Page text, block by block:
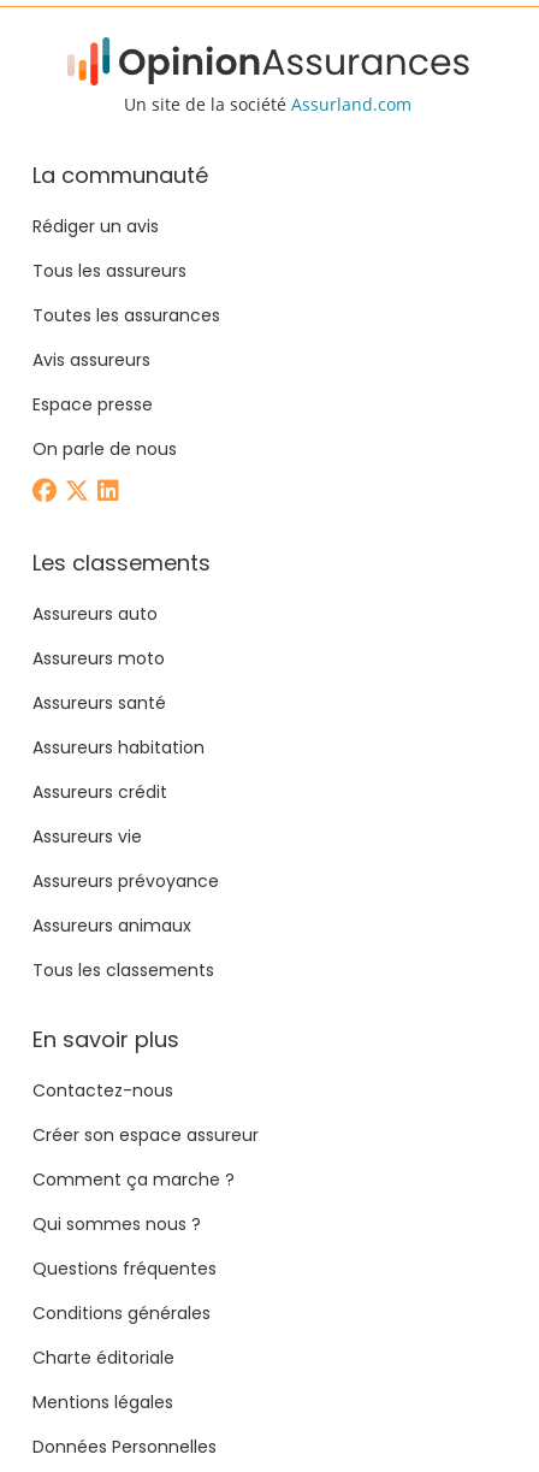
Un site de la société Assurland.com
La communauté
Rédiger un avis
Tous les assureurs
Toutes les assurances
Avis assureurs
Espace presse
On parle de nous
Les classements
Assureurs auto
Assureurs moto
Assureurs santé
Assureurs habitation
Assureurs crédit
Assureurs vie
Assureurs prévoyance
Assureurs animaux
Tous les classements
En savoir plus
Contactez-nous
Créer son espace assureur
Comment ça marche ?
Qui sommes nous ?
Questions fréquentes
Conditions générales
Charte éditoriale
Mentions légales
Données Personnelles